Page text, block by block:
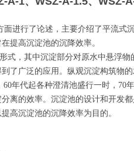
进行了论述，主要介绍了平流式
提高沉淀池的沉降效率。
式，其中沉淀部分对原水中悬浮物
了广泛的应用。纵观沉淀构筑物
年代起各种澄清池盛行一时，70
离的效率。沉淀池的设计和开发
高沉淀池的沉降效率为目的。